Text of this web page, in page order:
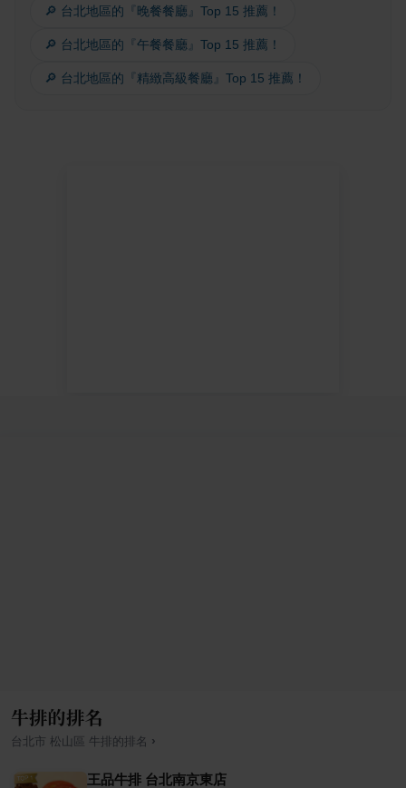
🔎 台北地區的『晚餐餐廳』Top 15 推薦！
🔎 台北地區的『午餐餐廳』Top 15 推薦！
🔎 台北地區的『精緻高級餐廳』Top 15 推薦！
牛排的排名
台北市 松山區 牛排 的排名 ›
王品牛排 台北南京東店